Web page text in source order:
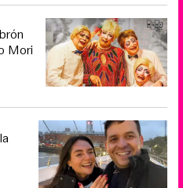
Mori